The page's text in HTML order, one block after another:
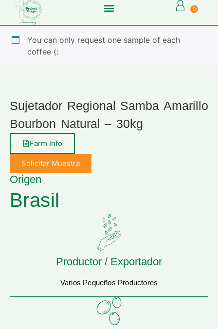
0
You can only request one sample of each
coffee (:
Sujetador Regional Samba Amarillo
Bourbon Natural – 30kg
Farm Info
Solicitar Muestra
Origen
Brasil
Productor / Exportador
Varios Pequeños Productores